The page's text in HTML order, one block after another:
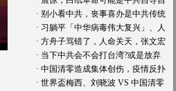
· 别小看中共，丧事喜办是中共传统
· 习躺平「中华病毒伟大复兴」、人
· 方舟子骂错了，人命关天，张文宏
· 当下中共会不会打台湾?或是放弃
· 中国清零造成集体创伤，疫情反扑
· 世界盃梅西、刘晓波 VS 中国清零